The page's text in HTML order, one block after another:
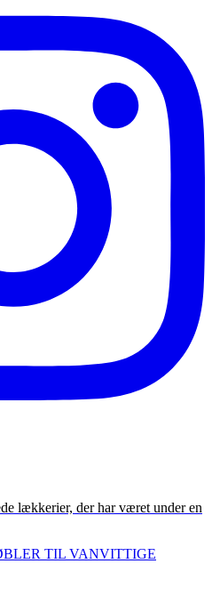
lækkerier, der har været under en
TIL VANVITTIGE